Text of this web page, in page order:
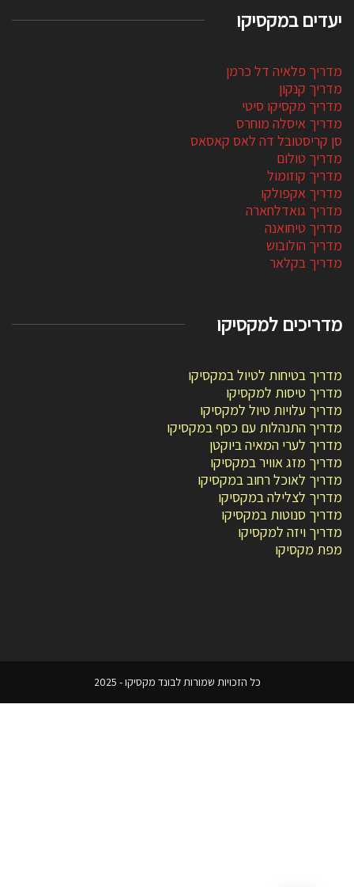
יעדים במקסיקו
מדריך פלאיה דל כרמן
מדריך קנקון
מדריך מקסיקו סיטי
מדריך איסלה מוחרס
סן קריסטובל דה לאס קאסאס
מדריך טולום
מדריך קוזומול
מדריך אקפולקו
מדריך גואדלחארה
מדריך טיחואנה
מדריך הולובוש
מדריך בקלאר
מדריכים למקסיקו
מדריך בטיחות לטיול במקסיקו
מדריך טיסות למקסיקו
מדריך עלויות טיול למקסיקו
מדריך התנהלות עם כסף במקסיקו
מדריך לערי המאיה ביוקטן
מדריך מזג אוויר במקסיקו
מדריך לאוכל רחוב במקסיקו
מדריך לצלילה במקסיקו
מדריך סנוטות במקסיקו
מדריך ויזה למקסיקו
מפת מקסיקו
כל הזכויות שמורות לבונד מקסיקו - 2025